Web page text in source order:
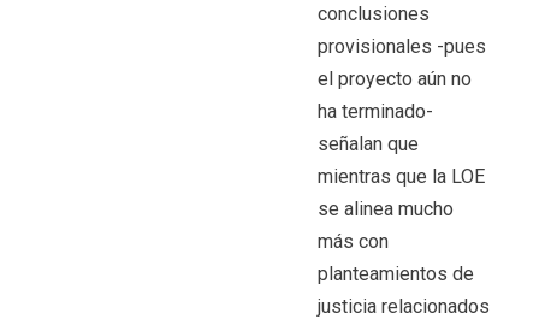
conclusiones
provisionales -pues
el proyecto aún no
ha terminado-
señalan que
mientras que la LOE
se alinea mucho
más con
planteamientos de
justicia relacionados